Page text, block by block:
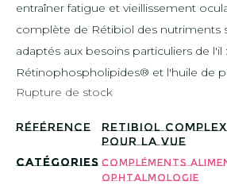
entraîner fatigue et vieillissement
complète de Rétibiol des nutriments
adaptés aux besoins particuliers de l'il
Rétinophospholipides® et l'huile de
Rupture de stock
Référence
RETIBIOL
POUR LA VUE
Catégories Compléments
Ophtalmologie